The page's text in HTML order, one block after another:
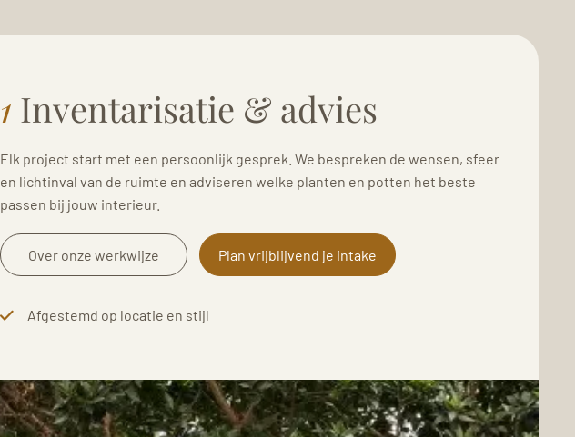
1 Inventarisatie & advies
Elk project start met een persoonlijk gesprek. We bespreken de wensen, sfeer
en lichtinval van de ruimte en adviseren welke planten en potten het beste
passen bij jouw interieur.
Over onze werkwijze Plan vrijblijvend je intake
Afgestemd op locatie en stijl